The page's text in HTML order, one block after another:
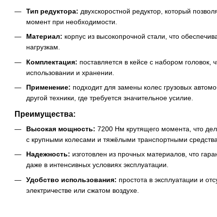
Тип редуктора: двухскоростной редуктор, который
момент при необходимости.
Материал: корпус из высокопрочной стали, что
нагрузкам.
Комплектация: поставляется в кейсе с набором головок,
использовании и хранении.
Применение: подходит для замены колес грузовых
другой техники, где требуется значительное усилие.
Преимущества:
Высокая мощность: 7200 Нм крутящего момента, что
с крупными колесами и тяжёлыми транспортными
Надежность: изготовлен из прочных материалов, что
даже в интенсивных условиях эксплуатации.
Удобство использования: простота в эксплуатации и
электричестве или сжатом воздухе.